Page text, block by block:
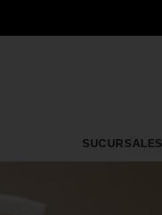
SUCURSALES